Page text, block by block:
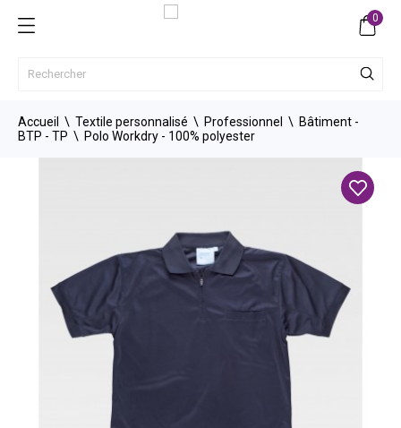
0
Accueil Textile personnalisé Professionnel
Bâtiment -
BTP - TP
Polo Workdry - 100% polyester